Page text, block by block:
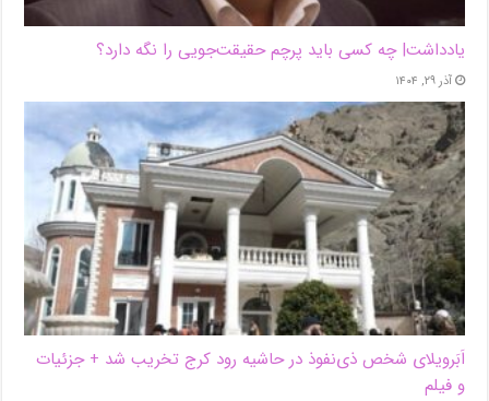
یادداشت| ‌چه کسی باید پرچم حقیقت‌جویی را نگه دارد؟
آذر ۲۹, ۱۴۰۴
اَبَر‌ویلای شخص ذی‌نفوذ در حاشیه‌ رود کرج تخریب شد + جزئیات
و فیلم